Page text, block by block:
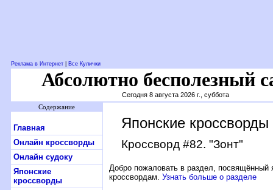
Реклама в Интернет Все Кулички
Абсолютно бесполезный
Сегодня 8 августа 2026 г., суббота
Содержание
Главная
Онлайн кроссворды
Онлайн судоку
Японские
кроссворды
Японские
Кроссворд #82. "Зонт"
Добро пожаловать в раздел, посвящённый
кроссвордам. Узнать больше о разделе